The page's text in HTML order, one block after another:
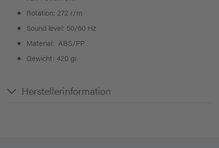
Rotation: 272 r/m
Sound level: 50/60 Hz
Material: ABS/PP
Gewicht: 420 gr.
Herstellerinformation